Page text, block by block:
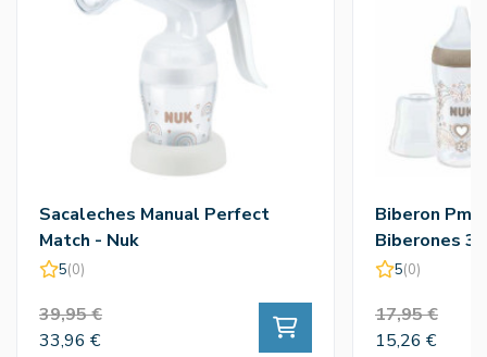
Sacaleches Manual Perfect
Match - Nuk
5(0)
39,95 €
33,96 €
Biberon
Biberones
5(0)
17,95 €
15,26 €